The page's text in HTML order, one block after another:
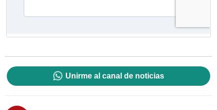
Unirme al canal de noticias